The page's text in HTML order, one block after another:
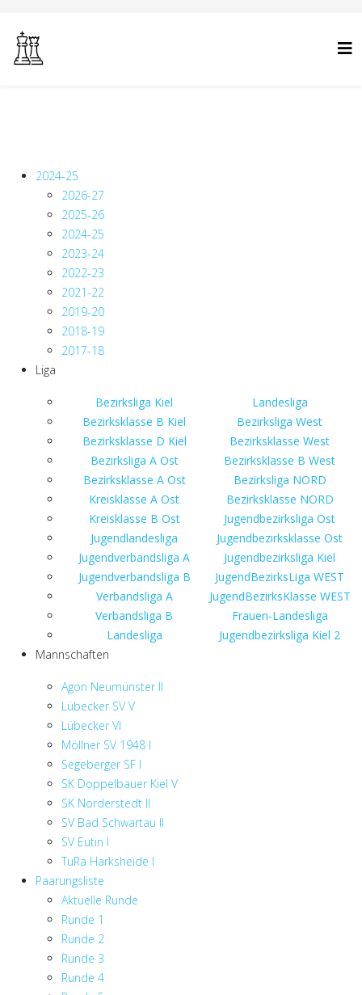
2024-25
2026-27
2025-26
2024-25
2023-24
2022-23
2021-22
2019-20
2018-19
2017-18
Liga
Bezirksliga Kiel
Landesliga
Bezirksklasse B Kiel
Bezirksliga West
Bezirksklasse D Kiel
Bezirksklasse West
Bezirksliga A Ost
Bezirksklasse B West
Bezirksklasse A Ost
Bezirksliga NORD
Kreisklasse A Ost
Bezirksklasse NORD
Kreisklasse B Ost
Jugendbezirksliga Ost
Jugendlandesliga
Jugendbezirksklasse Ost
Jugendverbandsliga A
Jugendbezirksliga Kiel
Jugendverbandsliga B
JugendBezirksLiga WEST
Verbandsliga A
JugendBezirksKlasse WEST
Verbandsliga B
Frauen-Landesliga
Landesliga
Jugendbezirksliga Kiel 2
Mannschaften
Agon Neumünster II
Lübecker SV V
Lübecker VI
Möllner SV 1948 I
Segeberger SF I
SK Doppelbauer Kiel V
SK Norderstedt II
SV Bad Schwartau II
SV Eutin I
TuRa Harksheide I
Paarungsliste
Aktuelle Runde
Runde 1
Runde 2
Runde 3
Runde 4